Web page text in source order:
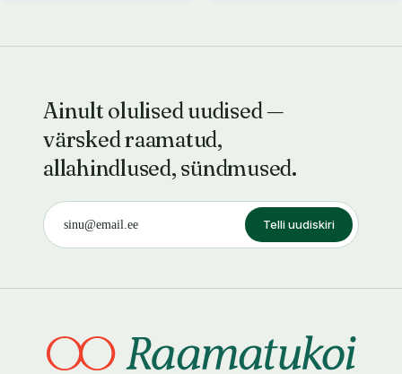
Ainult olulised uudised —
värsked raamatud,
allahindlused, sündmused.
Telli uudiskiri